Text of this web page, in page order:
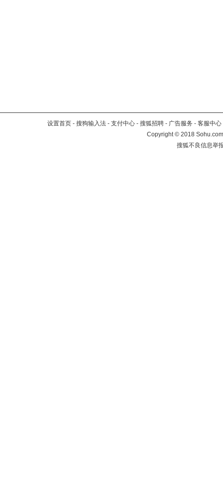
设置首页 - 搜狗输入法 - 支付中心 - 搜狐招聘 - 广告服务 - 客服中心
Copyright©2018
搜狐不良信息举